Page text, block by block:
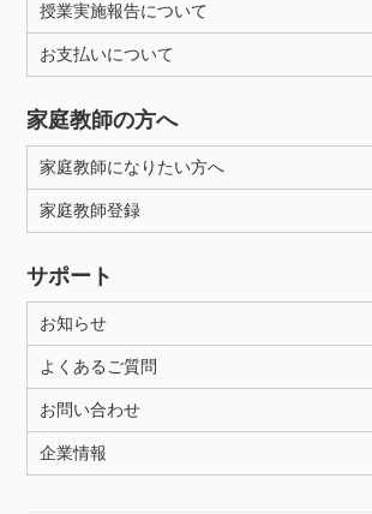
授業実施報告について
お支払いについて
家庭教師の方へ
家庭教師になりたい方へ
家庭教師登録
サポート
お知らせ
よくあるご質問
お問い合わせ
企業情報